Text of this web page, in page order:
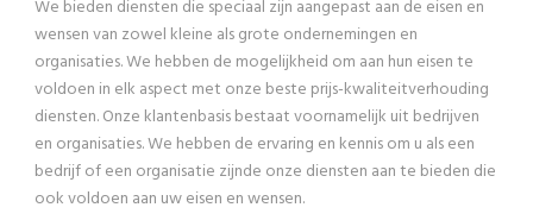
We bieden diensten die speciaal zijn aangepast aan de eisen en
wensen van zowel kleine als grote ondernemingen en
organisaties. We hebben de mogelijkheid om aan hun eisen te
voldoen in elk aspect met onze beste prijs-kwaliteitverhouding
diensten. Onze klantenbasis bestaat voornamelijk uit bedrijven
en organisaties. We hebben de ervaring en kennis om u als een
bedrijf of een organisatie zijnde onze diensten aan te bieden die
ook voldoen aan uw eisen en wensen.